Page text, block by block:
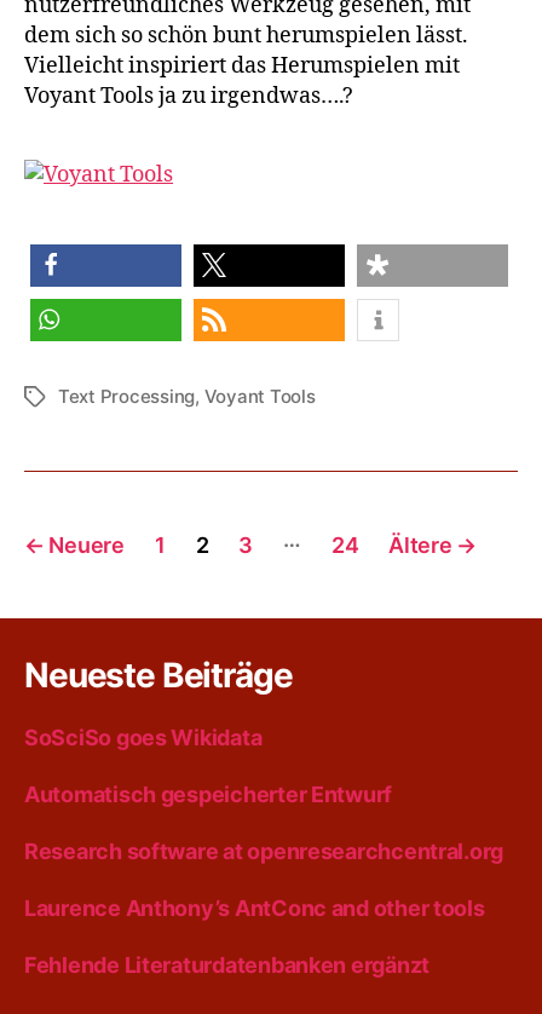
dem sich so schön bunt herumspielen lässt.
Vielleicht inspiriert das Herumspielen mit
Voyant Tools ja zu irgendwas….?
teilen teilen teilen
Schlagwörter
Text Processing, Voyant Tools
Seitennummerierung
Beiträge
← Neuere 1 2 3 … 24 Ältere →
Neueste Beiträge
SoSciSo goes Wikidata
Automatisch gespeicherter Entwurf
Research software at openresearchcentral.org
Laurence Anthony’s AntConc and other tools
Fehlende Literaturdatenbanken ergänzt